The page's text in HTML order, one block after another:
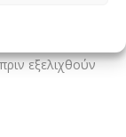
εξελιχθούν